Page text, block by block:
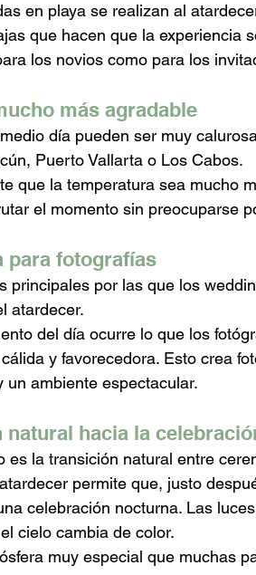
en playa se realizan al
que hacen que la experiencia
los novios como para los
más agradable
día pueden ser muy
Puerto Vallarta o Los Cabos.
que la temperatura sea mucho
el momento sin preocuparse
para fotografías
principales por las que los
atardecer.
del día ocurre lo que los
y favorecedora. Esto crea
un ambiente espectacular.
natural hacia la
es la transición natural entre
permite que, justo
celebración nocturna. Las
cielo cambia de color.
muy especial que muchas